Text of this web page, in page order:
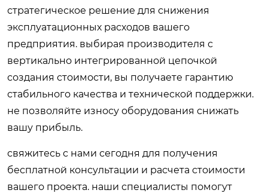
стратегическое решение для снижения
эксплуатационных расходов вашего
предприятия. выбирая производителя с
вертикально интегрированной цепочкой
создания стоимости, вы получаете гарантию
стабильного качества и технической поддержки.
не позволяйте износу оборудования снижать
вашу прибыль.
свяжитесь с нами сегодня для получения
бесплатной консультации и расчета стоимости
вашего проекта. наши специалисты помогут